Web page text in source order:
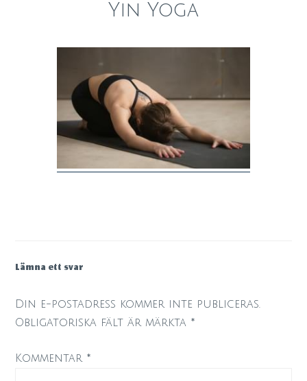
Yin Yoga
Lämna ett svar
Din e-postadress kommer inte publiceras.
Obligatoriska fält är märkta *
Kommentar *